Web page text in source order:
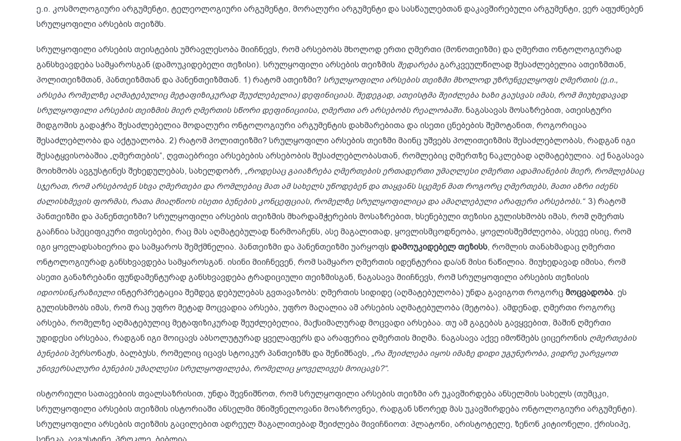
ე.ი. კოსმოლოგიური არგუმენტი, ტელეოლოგიური არგუმენტი, მორალური არგუმენტი და სასწაულებთან დაკავშირებული არგუმენტი, ვერ აფუძნებენ
სრულყოფილი არსების თეიზმს.
სრულყოფილი არსების თეისტების უმრავლესობა მიიჩნევს, რომ არსებობს მხოლოდ ერთი ღმერთი (მონოთეიზმი) და ღმერთი ონტოლოგიურად
განსხვავდება სამყაროსგან (დამოუკიდებელი თეზისი). სრულყოფილი არსების თეიზმის შედარება გარკვეულწილად შესაძლებელია ათეიზმთან,
პოლითეიზმთან, პანთეიზმთან და პანენთეიზმთან. 1) რატომ ათეიზმი? სრულყოფილი არსების თეიზმი მხოლოდ უზრუნველყოფს ღმერთის (ე.ი.,
არსება რომელზე აღმატებულიც მეტაფიზიკურად შეუძლებელია) დეფინიციას. შედეგად, ათეისტმა შეიძლება ხაზი გაუსვას იმას, რომ მიუხედავად
სრულყოფილი არსების თეიზმის მიერ ღმერთის სწორი დეფინიციისა, ღმერთი არ არსებობს რეალობაში. ნაგასავას მოსაზრებით, ათეისტური
მიდგომის გადაჭრა შესაძლებელია მოდალური ონტოლოგიური არგუმენტის დახმარებითა და ისეთი ცნებების შემოტანით, როგორიცაა
შესაძლებლობა და აქტუალობა. 2) რატომ პოლითეიზმი? სრულყოფილი არსების თეიზმი მაინც უშვებს პოლითეიზმის შესაძლებლობას, რადგან იგი
შესატყვისობაშია „ღმერთების“, ღვთაებრივი არსებების არსებობის შესაძლებლობასთან, რომლებიც ღმერთზე ნაკლებად აღმატებულია. აქ ნაგასავა
მოიხმობს ავგუსტინეს შეხედულებას, სახელდობრ, „როდესაც გაიაზრება ღმერთების ერთადერთი უმაღლესი ღმერთი ადამიანების მიერ, რომლებსაც
სჯერათ, რომ არსებობენ სხვა ღმერთები და რომლებიც მათ ამ სახელს უწოდებენ და თაყვანს სცემენ მათ როგორც ღმერთებს, მათი აზრი იძენს
ძალისხმევის ფორმას, რათა მიაღწიოს ისეთი ბუნების კონცეფციას, რომელზე სრულყოფილიცა და ამაღლებული არაფერი არსებობს.“ 3) რატომ
პანთეიზმი და პანენთეიზმი? სრულყოფილი არსების თეიზმის მხარდამჭერების მოსაზრებით, ხსენებული თეზისი გულისხმობს იმას, რომ ღმერთს
გააჩნია სპეციფიკური თვისებები, რაც მას აღმატებულად წარმოაჩენს, ასე მაგალითად, ყოვლისმცოდნეობა, ყოვლისშემძლეობა, ასევე ისიც, რომ
იგი ყოვლადსახიერია და სამყაროს შემქმნელია. პანთეიზმი და პანენთეიზმი უარყოფს დამოუკიდებელ თეზისს, რომლის თანახმადაც ღმერთი
ონტოლოგიურად განსხვავდება სამყაროსგან. ისინი მიიჩნევენ, რომ სამყარო ღმერთის იდენტურია და/ან მისი ნაწილია. მიუხედავად იმისა, რომ
ასეთი განაზრებანი ფუნდამენტურად განსხვავდება ტრადიციული თეიზმისგან, ნაგასავა მიიჩნევს, რომ სრულყოფილი არსების თეზისის
იდიოსინკრაზიულიინტერპრეტაცია შემდეგ დებულებას გვთავაზობს: ღმერთის სიდიდე (აღმატებულობა) უნდა გავიგოთ როგორც მოცვადობა. ეს
გულისხმობს იმას, რომ რაც უფრო მეტად მოცვადია არსება, უფრო მაღალია ამ არსების აღმატებულობა (მეტობა). ამდენად, ღმერთი როგორც
არსება, რომელზე აღმატებულიც მეტაფიზიკურად შეუძლებელია, მაქსიმალურად მოცვადი არსებაა. თუ ამ გაგებას გავყვებით, მაშინ ღმერთი
უდიდესი არსებაა, რადგან იგი მოიცავს აბსოლუტურად ყველაფერს და არაფერია ღმერთის მიღმა. ნაგასავა აქვე იმოწმებს ციცერონის ღმერთების
ბუნებისპერსონაჟს, ბალბუსს, რომელიც იცავს სტოიკურ პანთეიზმს და შენიშნავს, „რა შეიძლება იყოს იმაზე დიდი უგუნურობა, ვიდრე უარვყოთ
უნივერსალური ბუნების უმაღლესი სრულყოფილება, რომელიც ყოველივეს მოიცავს?“.
ისტორიული სათავებიის თვალსაზრისით, უნდა შევნიშნოთ, რომ სრულყოფილი არსების თეიზმი არ უკავშირდება ანსელმის სახელს (თუმცკი,
სრულყოფილი არსების თეიზმის ისტორიაში ანსელმი მნიშვნელოვანი მოაზროვნეა, რადგან სწორედ მას უკავშირდება ონტოლოგიური არგუმენტი).
სრულყოფილი არსების თეიზმის გაცილებით ადრეულ მაგალითებად შეიძლება მივიჩნიოთ: პლატონი, არისტოტელე, ზენონ კიტიონელი, ქრისიპე,